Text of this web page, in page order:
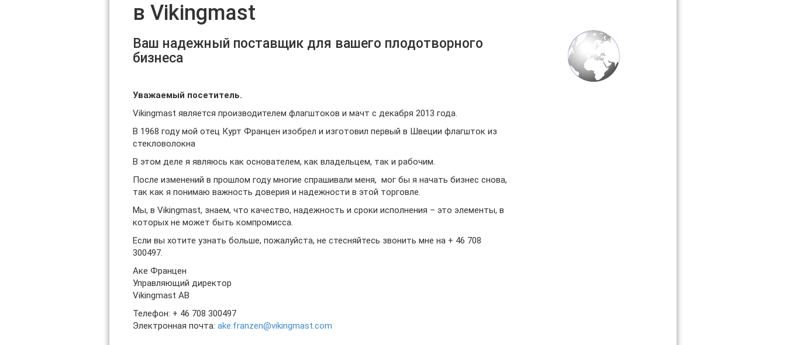
в Vikingmast
Ваш надежный поставщик для вашего плодотворного
бизнеса
Уважаемый посетитель.
Vikingmast является производителем флагштоков и мачт с декабря 2013 года.
В 1968 году мой отец Курт Францен изобрел и изготовил первый в Швеции флагшток из
стекловолокна
В этом деле я являюсь как основателем, как владельцем, так и рабочим.
После изменений в прошлом году многие спрашивали меня, мог бы я начать бизнес снова,
так как я понимаю важность доверия и надежности в этой торговле.
Мы, в Vikingmast, знаем, что качество, надежность и сроки исполнения – это элементы, в
которых не может быть компромисса.
Если вы хотите узнать больше, пожалуйста, не стесняйтесь звонить мне на + 46 708
300497.
Аке Францен
Управляющий директор
Vikingmast AB
Телефон: + 46 708 300497
Электронная почта: ake.franzen@vikingmast.com